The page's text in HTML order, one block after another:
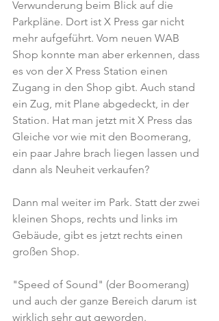
Verwunderung beim Blick auf die
Parkpläne. Dort ist X Press gar nicht
mehr aufgeführt. Vom neuen WAB
Shop konnte man aber erkennen, dass
es von der X Press Station einen
Zugang in den Shop gibt. Auch stand
ein Zug, mit Plane abgedeckt, in der
Station. Hat man jetzt mit X Press das
Gleiche vor wie mit den Boomerang,
ein paar Jahre brach liegen lassen und
dann als Neuheit verkaufen?
Dann mal weiter im Park. Statt der zwei
kleinen Shops, rechts und links im
Gebäude, gibt es jetzt rechts einen
großen Shop.
"Speed of Sound" (der Boomerang)
und auch der ganze Bereich darum ist
wirklich sehr gut geworden.